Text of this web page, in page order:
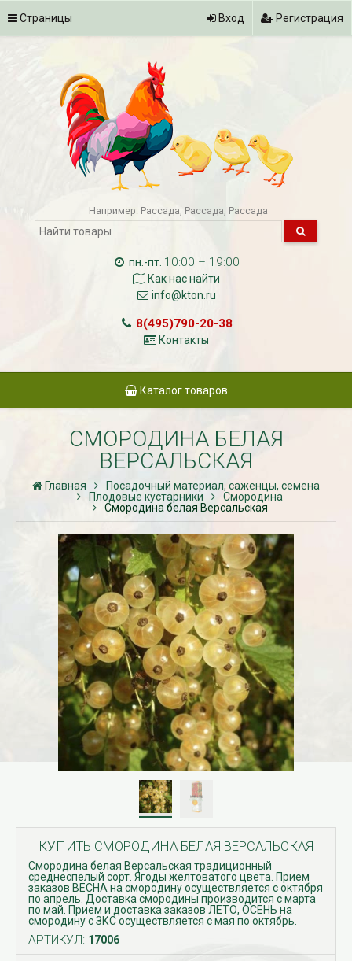
Страницы Вход Регистрация
Например: Рассада Рассада Рассада
пн.-пт. 10:00 – 19:00
Как нас найти
info@kton.ru
8(495)790-20-38
Контакты
Каталог товаров
СМОРОДИНА БЕЛАЯ
ВЕРСАЛЬСКАЯ
Главная
Посадочный материал, саженцы, семена
Плодовые кустарники
Смородина
Смородина белая Версальская
КУПИТЬ СМОРОДИНА БЕЛАЯ ВЕРСАЛЬСКАЯ
Смородина белая Версальская традиционный
среднеспелый сорт. Ягоды желтоватого цвета. Прием
заказов ВЕСНА на смородину осуществляется с октября
по апрель. Доставка смородины производится с марта
по май. Прием и доставка заказов ЛЕТО, ОСЕНЬ на
смородину с ЗКС осуществляется с мая по октябрь.
АРТИКУЛ: 17006